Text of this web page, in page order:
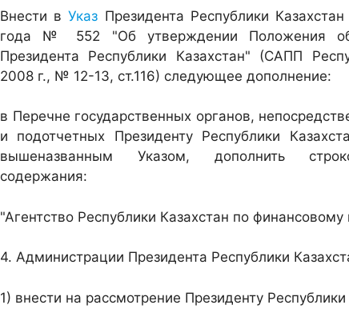
Внести вУказ Президента Республики
года № 552 "Об утверждении Положения об
Президента Республики Казахстан" (САПП
2008 г., № 12-13, ст.116) следующее дополнение:
в Перечне государственных органов,
и подотчетных Президенту Республики
вышеназванным Указом, дополнить
содержания:
"Агентство Республики Казахстан по финансовому
4. Администрации Президента Республики
1) внести на рассмотрение Президенту Республики